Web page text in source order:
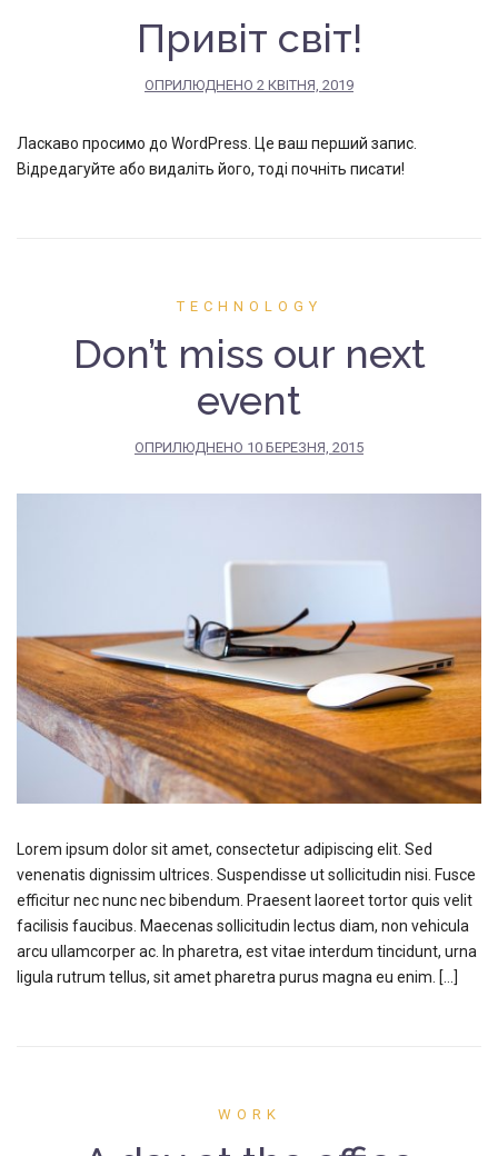
Привіт світ!
ОПРИЛЮДНЕНО 2 КВІТНЯ, 2019
Ласкаво просимо до WordPress. Це ваш перший запис.
Відредагуйте або видаліть його, тоді почніть писати!
TECHNOLOGY
Don’t miss our next
event
ОПРИЛЮДНЕНО 10 БЕРЕЗНЯ, 2015
Lorem ipsum dolor sit amet, consectetur adipiscing elit. Sed
venenatis dignissim ultrices. Suspendisse ut sollicitudin nisi. Fusce
efficitur nec nunc nec bibendum. Praesent laoreet tortor quis velit
facilisis faucibus. Maecenas sollicitudin lectus diam, non vehicula
arcu ullamcorper ac. In pharetra, est vitae interdum tincidunt, urna
ligula rutrum tellus, sit amet pharetra purus magna eu enim. […]
WORK